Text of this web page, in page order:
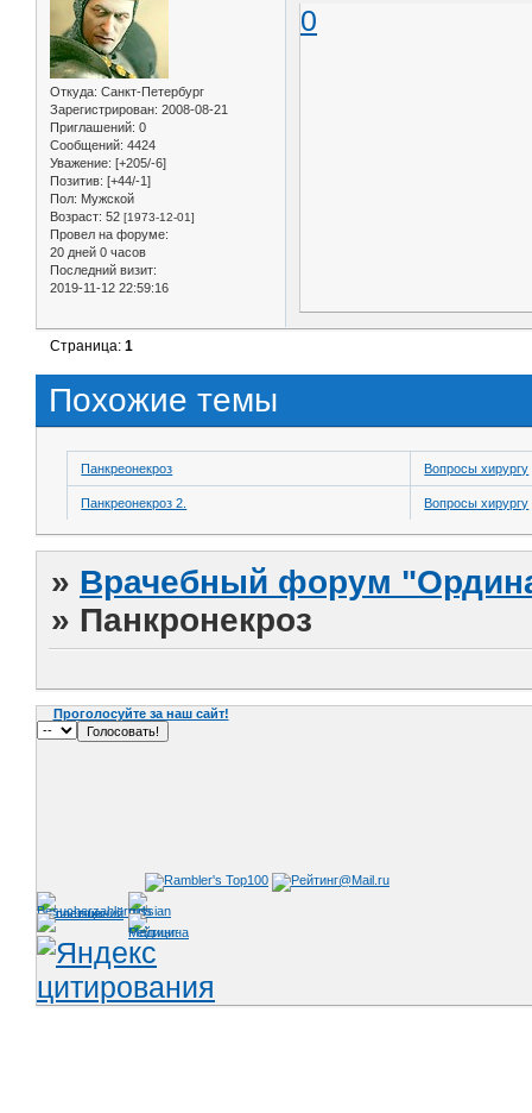
Откуда: Санкт-Петербург
Зарегистрирован: 2008-08-21
Приглашений: 0
Сообщений: 4424
Уважение: [+205/-6]
Позитив: [+44/-1]
Пол: Мужской
Возраст: 52 [1973-12-01]
Провел на форуме:
20 дней 0 часов
Последний визит:
2019-11-12 22:59:16
0
Страница:1
Похожие темы
Панкреонекроз Вопросы хирургу
Панкреонекроз 2. Вопросы хирургу
» Врачебный форум
» Панкронекроз
Проголосуйте за наш сайт!